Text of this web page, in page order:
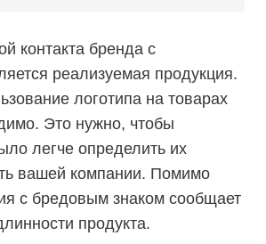
контакта бренда с
реализуемая продукция.
логотипа на товарах
Это нужно, чтобы
легче определить их
вашей компании. Помимо
с бредовым знаком сообщает
продукта.